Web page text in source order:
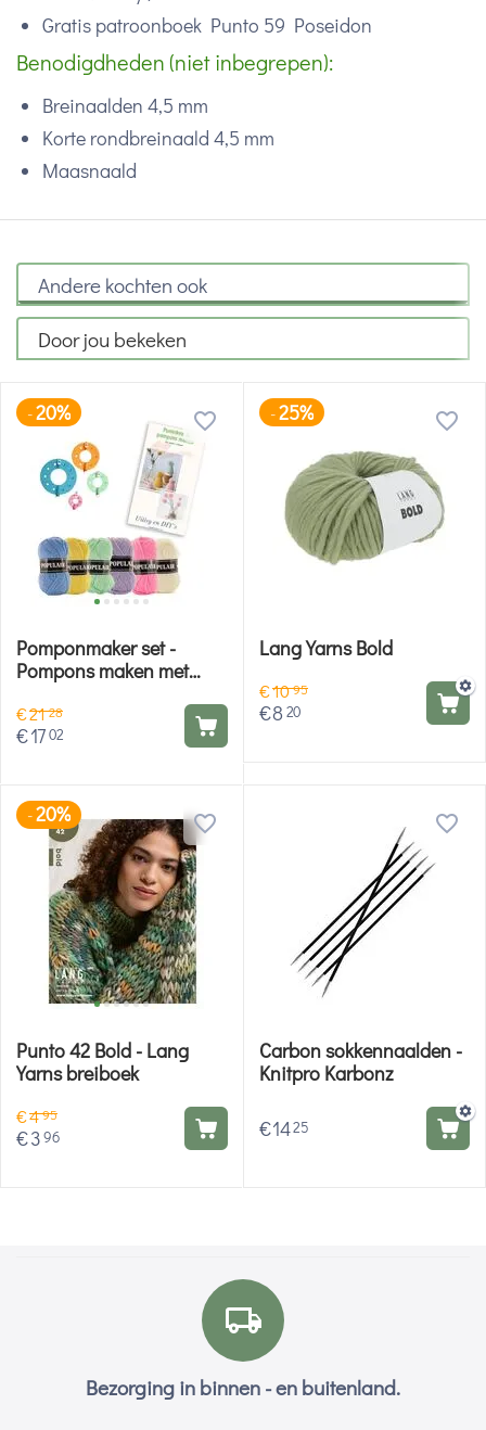
Gratis patroonboek Punto 59 Poseidon
Benodigdheden (niet inbegrepen):
Breinaalden 4,5 mm
Korte rondbreinaald 4,5 mm
Maasnaald
Andere kochten ook
Door jou bekeken
-20%
Pomponmaker set -
Pompons maken met
€2128
€1702
-25%
Lang Yarns Bold
€1095
€8 20
-20%
Punto 42 Bold - Lang
Yarns breiboek
€495
€396
Carbon sokkennaalden -
Knitpro Karbonz
€1425
Bezorging in binnen - en buitenland.